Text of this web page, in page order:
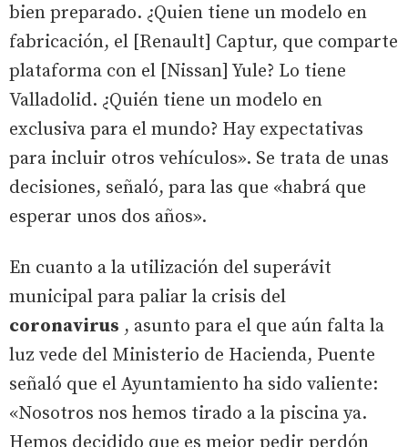
bien preparado. ¿Quien tiene un modelo en
fabricación, el [Renault] Captur, que comparte
plataforma con el [Nissan] Yule? Lo tiene
Valladolid. ¿Quién tiene un modelo en
exclusiva para el mundo? Hay expectativas
para incluir otros vehículos». Se trata de unas
decisiones, señaló, para las que «habrá que
esperar unos dos años».
En cuanto a la utilización del superávit
municipal para paliar la crisis del
coronavirus , asunto para el que aún falta la
luz vede del Ministerio de Hacienda, Puente
señaló que el Ayuntamiento ha sido valiente:
«Nosotros nos hemos tirado a la piscina ya.